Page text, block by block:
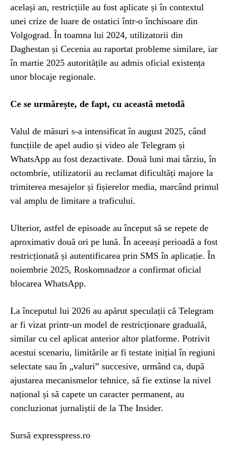
același an, restricțiile au fost aplicate și în contextul
unei crize de luare de ostatici într-o închisoare din
Volgograd. În toamna lui 2024, utilizatorii din
Daghestan și Cecenia au raportat probleme similare, iar
în martie 2025 autoritățile au admis oficial existența
unor blocaje regionale.
Ce se urmărește, de fapt, cu această metodă
Valul de măsuri s-a intensificat în august 2025, când
funcțiile de apel audio și video ale Telegram și
WhatsApp au fost dezactivate. Două luni mai târziu, în
octombrie, utilizatorii au reclamat dificultăți majore la
trimiterea mesajelor și fișierelor media, marcând primul
val amplu de limitare a traficului.
Ulterior, astfel de episoade au început să se repete de
aproximativ două ori pe lună. În aceeași perioadă a fost
restricționată și autentificarea prin SMS în aplicație. În
noiembrie 2025, Roskomnadzor a confirmat oficial
blocarea WhatsApp.
La începutul lui 2026 au apărut speculații că Telegram
ar fi vizat printr-un model de restricționare graduală,
similar cu cel aplicat anterior altor platforme. Potrivit
acestui scenariu, limitările ar fi testate inițial în regiuni
selectate sau în „valuri” succesive, urmând ca, după
ajustarea mecanismelor tehnice, să fie extinse la nivel
național și să capete un caracter permanent, au
concluzionat jurnaliștii de la The Insider.
Sursă expresspress.ro